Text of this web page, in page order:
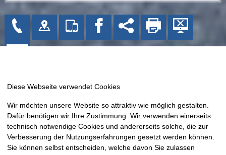
Gemeinde Bissendorf
Kirchplatz 1
49143 Bissendorf
Tel: 05402 404-0
Fax: 05402 404-133
Wir möchten unsere Website so attraktiv wie möglich gestalten.
Dafür benötigen wir Ihre Zustimmung. Wir verwenden einerseits
technisch notwendige Cookies und andererseits solche, die zur
Verbesserung der Nutzungserfahrungen gesetzt werden können.
Sie können selbst entscheiden, welche davon Sie zulassen